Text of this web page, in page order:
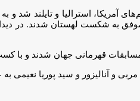
به شکست تیم‌های آمریکا،
قهرمانی جهان شدند و با
پوریا نعیمی به عنوان سرپرست، کادر